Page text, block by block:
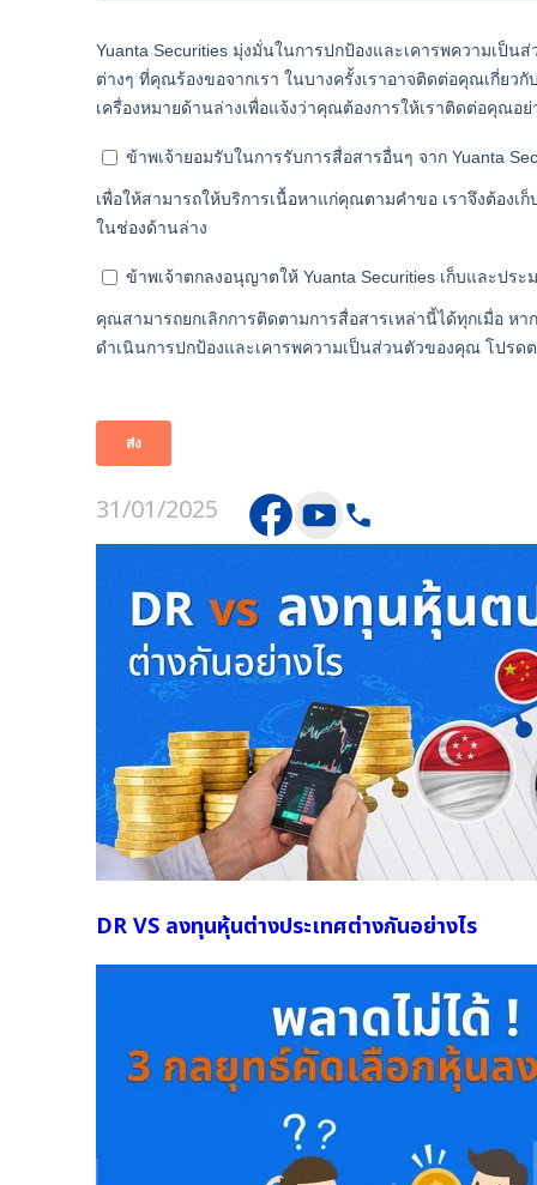
31/01/2025
DR VS ลงทุนหุ้นต่างประเทศต่างกันอย่างไร